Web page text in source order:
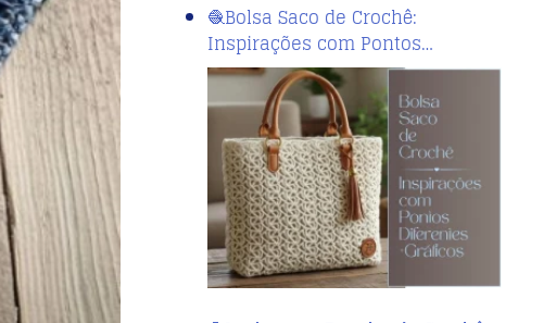
🧶Bolsa Saco de Crochê:
Inspirações com Pontos…